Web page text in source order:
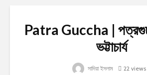
Patra Guccha |
ভট্টাচার্য
সাদিয়া ইসলাম 22 views